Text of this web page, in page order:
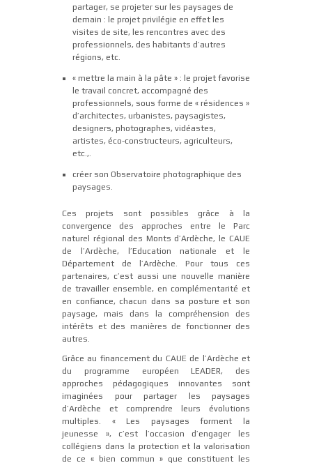
partager, se projeter sur les paysages de
demain : le projet privilégie en effet les
visites de site, les rencontres avec des
professionnels, des habitants d’autres
régions, etc.
« mettre la main à la pâte » : le projet favorise
le travail concret, accompagné des
professionnels, sous forme de « résidences »
d’architectes, urbanistes, paysagistes,
designers, photographes, vidéastes,
artistes, éco-constructeurs, agriculteurs,
etc.,.
créer son Observatoire photographique des
paysages.
Ces projets sont possibles grâce à la
convergence des approches entre le Parc
naturel régional des Monts d’Ardèche, le CAUE
de l’Ardèche, l’Education nationale et le
Département de l’Ardèche. Pour tous ces
partenaires, c’est aussi une nouvelle manière
de travailler ensemble, en complémentarité et
en confiance, chacun dans sa posture et son
paysage, mais dans la compréhension des
intérêts et des manières de fonctionner des
autres.
Grâce au financement du CAUE de l’Ardèche et
du programme européen LEADER, des
approches pédagogiques innovantes sont
imaginées pour partager les paysages
d’Ardèche et comprendre leurs évolutions
multiples. « Les paysages forment la
jeunesse », c’est l’occasion d’engager les
collégiens dans la protection et la valorisation
de ce « bien commun » que constituent les